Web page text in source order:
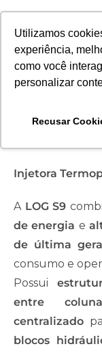
Utilizamos
experiência,
como você
personalizar
Recusar
Injetora
A LOG S9
de energia e
de última
consumo e
Possui
entre
centralizado
blocos